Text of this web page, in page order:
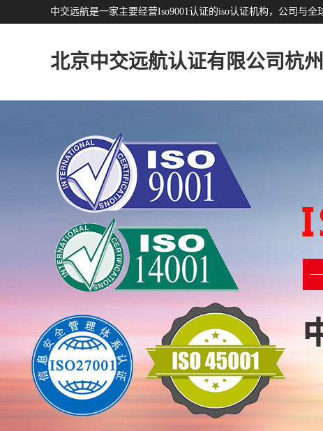
中交远航是一家主要经营Iso9001认证的iso认证机构，公司与
北京中交远航认证有限公司杭州
分公司